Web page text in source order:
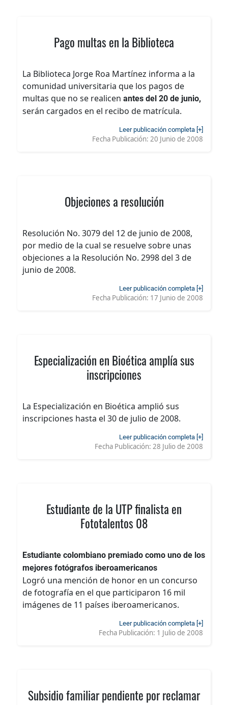
Pago multas en la Biblioteca
La Biblioteca Jorge Roa Martínez informa a la
comunidad universitaria que los pagos de
multas que no se realicen antes del 20 de junio,
serán cargados en el recibo de matrícula.
Leer publicación completa [+]
Fecha Publicación: 20 Junio de 2008
Objeciones a resolución
Resolución No. 3079 del 12 de junio de 2008,
por medio de la cual se resuelve sobre unas
objeciones a la Resolución No. 2998 del 3 de
junio de 2008.
Leer publicación completa [+]
Fecha Publicación: 17 Junio de 2008
Especialización en Bioética amplía sus
inscripciones
La Especialización en Bioética amplió sus
inscripciones hasta el 30 de julio de 2008.
Leer publicación completa [+]
Fecha Publicación: 28 Julio de 2008
Estudiante de la UTP finalista en
Fototalentos 08
Estudiante colombiano premiado como uno de los
mejores fotógrafos iberoamericanos
Logró una mención de honor en un concurso
de fotografía en el que participaron 16 mil
imágenes de 11 países iberoamericanos.
Leer publicación completa [+]
Fecha Publicación: 1 Julio de 2008
Subsidio familiar pendiente por reclamar